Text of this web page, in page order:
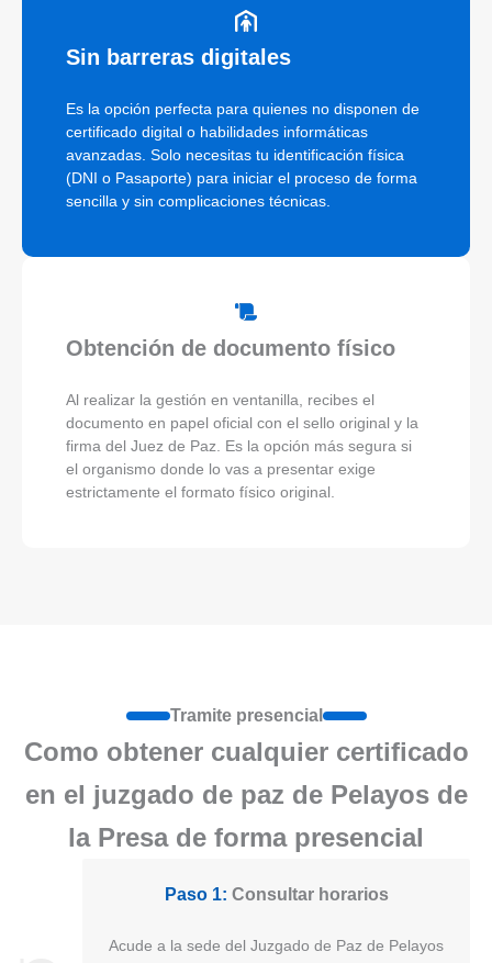
Sin barreras digitales
Es la opción perfecta para quienes no disponen de
certificado digital o habilidades informáticas
avanzadas. Solo necesitas tu identificación física
(DNI o Pasaporte) para iniciar el proceso de forma
sencilla y sin complicaciones técnicas.
Obtención de documento físico
Al realizar la gestión en ventanilla, recibes el
documento en papel oficial con el sello original y la
firma del Juez de Paz. Es la opción más segura si
el organismo donde lo vas a presentar exige
estrictamente el formato físico original.
Tramite presencial
Como obtener cualquier certificado
en el juzgado de paz de Pelayos de
la Presa de forma presencial
Paso 1: Consultar horarios
Acude a la sede del Juzgado de Paz de Pelayos